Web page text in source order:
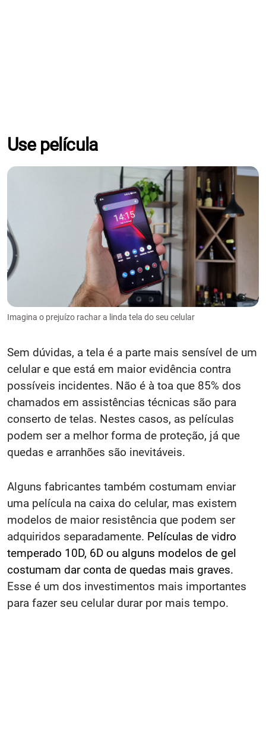
Use película
Imagina o prejuízo rachar a linda tela do seu celular
Sem dúvidas, a tela é a parte mais sensível de um
celular e que está em maior evidência contra
possíveis incidentes. Não é à toa que 85% dos
chamados em assistências técnicas são para
conserto de telas. Nestes casos, as películas
podem ser a melhor forma de proteção, já que
quedas e arranhões são inevitáveis.
Alguns fabricantes também costumam enviar
uma película na caixa do celular, mas existem
modelos de maior resistência que podem ser
adquiridos separadamente. Películas de vidro
temperado 10D, 6D ou alguns modelos de gel
costumam dar conta de quedas mais graves.
Esse é um dos investimentos mais importantes
para fazer seu celular durar por mais tempo.